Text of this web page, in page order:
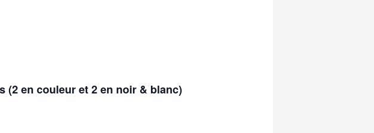
(2 en couleur et 2 en noir & blanc)